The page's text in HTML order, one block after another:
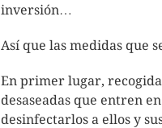
inversión…
Así que las medidas que
En primer lugar,
desaseadas que entren
desinfectarlos a ellos y